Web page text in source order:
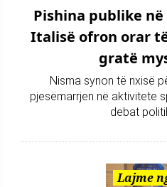
Pishina publike
Italisë ofron orar
gratë
Nisma synon të nxisë
pjesëmarrjen në aktivitete
debat
Lajme